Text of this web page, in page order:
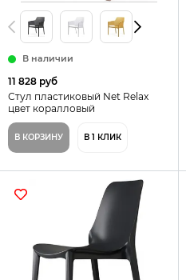
В наличии
11 828 руб
Стул пластиковый Net Relax
цвет коралловый
В КОРЗИНУ В 1 КЛИК